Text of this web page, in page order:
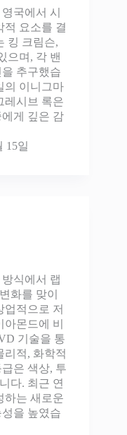
국에서 시
적 요소를 결
킹 크림슨,
으며, 각 밴
추구했습
의 이니그마
레시브 록은
게 깊은 감
15일
식에서 랩
화를 맞이
업적으로 저
몬드에 비
기술을 통
리적, 화학적
은 색상, 투
다. 최근 연
하는 새로운
을 높였습